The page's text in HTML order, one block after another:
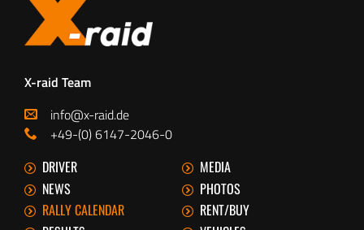
X-raid Team
info@x-raid.de
+49-(0) 6147-2046-0
DRIVER
MEDIA
NEWS
PHOTOS
RALLY CALENDAR
RENT/BUY